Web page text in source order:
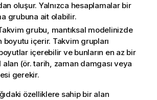
oluşur. Yalnızca hesaplamalar bir
grubuna ait olabilir.
grubu, mantıksal modelinizde
boyutu içerir. Takvim grupları
içerebilir ve bunların en az bir
alan (ör. tarih, zaman damgası veya
gerekir.
özelliklere sahip bir alan